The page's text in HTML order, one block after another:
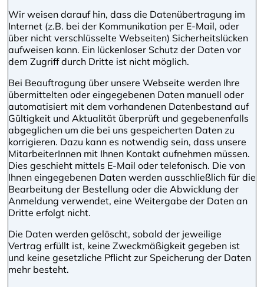
Wir weisen darauf hin, dass die Datenübertragung im
Internet (z.B. bei der Kommunikation per E-Mail, oder
über nicht verschlüsselte Webseiten) Sicherheitslücken
aufweisen kann. Ein lückenloser Schutz der Daten vor
dem Zugriff durch Dritte ist nicht möglich.
Bei Beauftragung über unsere Webseite werden Ihre
übermittelten oder eingegebenen Daten manuell oder
automatisiert mit dem vorhandenen Datenbestand auf
Gültigkeit und Aktualität überprüft und gegebenenfalls
abgeglichen um die bei uns gespeicherten Daten zu
korrigieren. Dazu kann es notwendig sein, dass unsere
MitarbeiterInnen mit Ihnen Kontakt aufnehmen müssen.
Dies geschieht mittels E-Mail oder telefonisch. Die von
Ihnen eingegebenen Daten werden ausschließlich für die
Bearbeitung der Bestellung oder die Abwicklung der
Anmeldung verwendet, eine Weitergabe der Daten an
Dritte erfolgt nicht.
Die Daten werden gelöscht, sobald der jeweilige
Vertrag erfüllt ist, keine Zweckmäßigkeit gegeben ist
und keine gesetzliche Pflicht zur Speicherung der Daten
mehr besteht.